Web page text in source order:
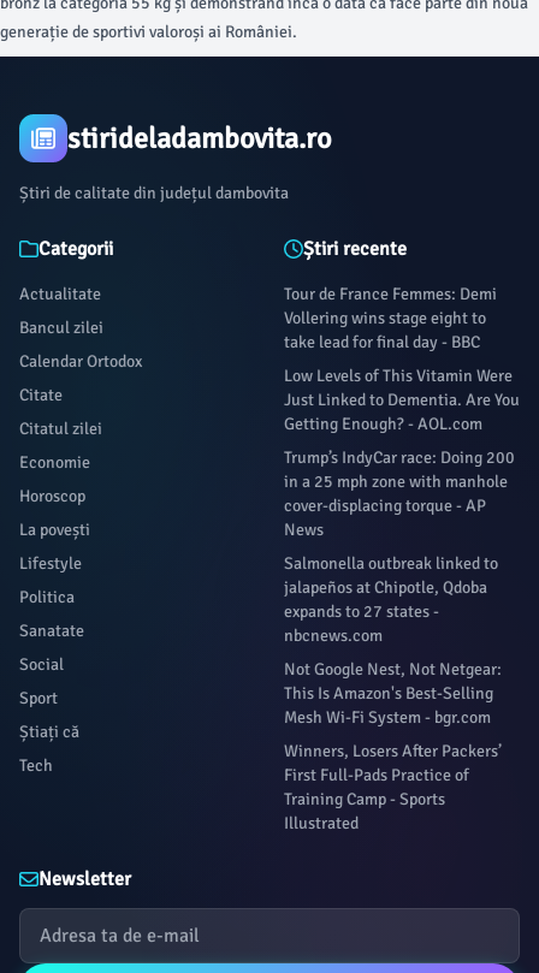
generație de sportivi valoroși ai României.
stirideladambovita.ro
Știri de calitate din județul dambovita
Categorii
Actualitate
Bancul zilei
Calendar Ortodox
Citate
Citatul zilei
Economie
Horoscop
La povești
Lifestyle
Politica
Sanatate
Social
Sport
Știați că
Tech
Știri recente
Tour de France Femmes: Demi
Vollering wins stage eight to
take lead for final day - BBC
Low Levels of This Vitamin Were
Just Linked to Dementia. Are You
Getting Enough? - AOL.com
Trump’s IndyCar race: Doing 200
in a 25 mph zone with manhole
cover-displacing torque - AP
News
Salmonella outbreak linked to
jalapeños at Chipotle, Qdoba
expands to 27 states -
nbcnews.com
Not Google Nest, Not Netgear:
This Is Amazon's Best-Selling
Mesh Wi-Fi System - bgr.com
Winners, Losers After Packers’
First Full-Pads Practice of
Training Camp - Sports
Illustrated
Newsletter